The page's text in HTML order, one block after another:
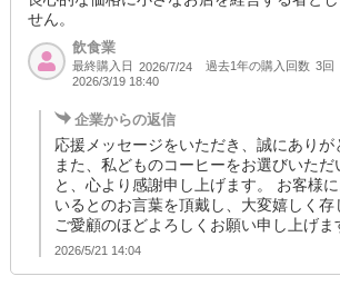
せん。
飲食業
最終購入日 2026/7/24 過去1年の購入回数 3回
2026/3/19 18:40
企業からの返信
応援メッセージをいただき、誠にありが
また、私どものコーヒーをお選びいただ
と、心より感謝申し上げます。 お客様
いるとのお言葉を頂戴し、大変嬉しく存
ご愛顧のほどよろしくお願い申し上げま
2026/5/21 14:04